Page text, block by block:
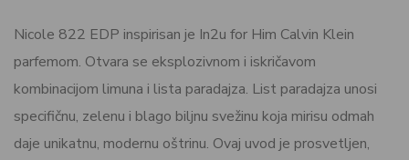
Nicole 822 EDP inspirisan je In2u for Him Calvin Klein
parfemom. Otvara se eksplozivnom i iskričavom
kombinacijom limuna i lista paradajza. List paradajza unosi
specifičnu, zelenu i blago biljnu svežinu koja mirisu odmah
daje unikatnu, modernu oštrinu. Ovaj uvod je prosvetljen,